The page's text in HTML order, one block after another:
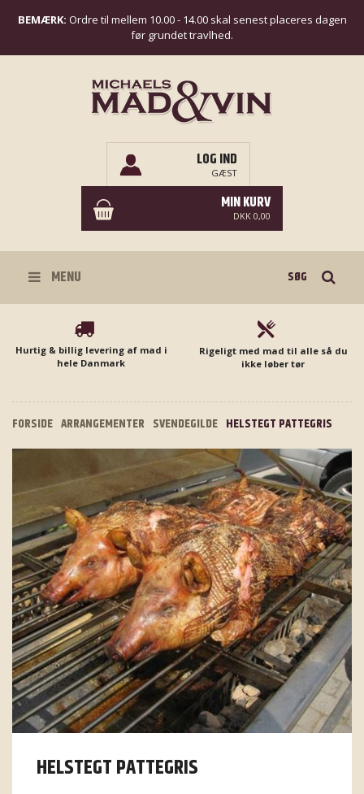
BEMÆRK: Ordre til mellem 10.00 - 14.00 skal senest placeres dagen
før grundet travlhed.
LOG IND
GÆST
MIN KURV
DKK 0,00
MENU
Hurtig & billig levering af mad i
hele Danmark
Rigeligt med mad til alle så du
ikke løber tør
FORSIDE ARRANGEMENTER SVENDEGILDE HELSTEGT PATTEGRIS
HELSTEGT PATTEGRIS